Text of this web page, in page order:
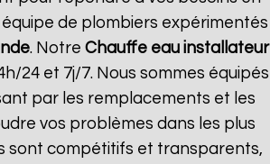
de plombiers expérimentés
. Notre Chauffe eau installateur
24 et 7j/7. Nous sommes équipés
par les remplacements et les
vos problèmes dans les plus
sont compétitifs et transparents,